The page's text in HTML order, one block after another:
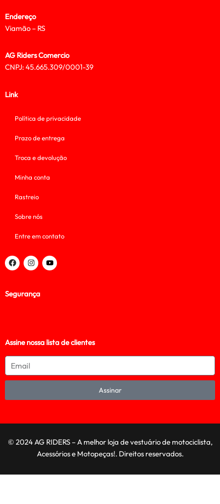
Endereço
Viamão – RS
AG Riders Comercio
CNPJ: 45.665.309/0001-39
Link
Política de privacidade
Prazo de entrega
Troca e devolução
Minha conta
Rastreio
Sobre nós
Entre em contato
Segurança
Assine nossa lista de clientes
Assinar
© 2024 AG RIDERS – A melhor loja de vestuário de motociclista,
Acessórios e Motopeças!. Direitos reservados.